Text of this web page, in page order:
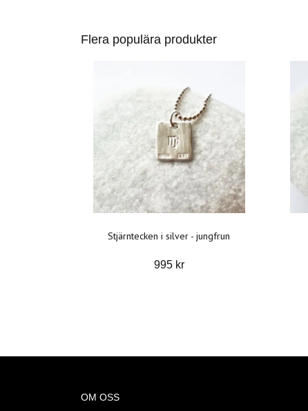
Flera populära produkter
Stjärntecken i silver - jungfrun
995 kr
OM OSS